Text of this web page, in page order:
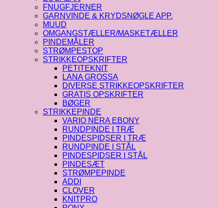
FNUGFJERNER
GARNVINDE & KRYDSNØGLE APP.
MUUD
OMGANGSTÆLLER/MASKETÆLLER
PINDEMÅLER
STRØMPESTOP
STRIKKEOPSKRIFTER
PETITEKNIT
LANA GROSSA
DIVERSE STRIKKEOPSKRIFTER
GRATIS OPSKRIFTER
BØGER
STRIKKEPINDE
VARIO NERA EBONY
RUNDPINDE I TRÆ
PINDESPIDSER I TRÆ
RUNDPINDE I STÅL
PINDESPIDSER I STÅL
PINDESÆT
STRØMPEPINDE
ADDI
CLOVER
KNITPRO